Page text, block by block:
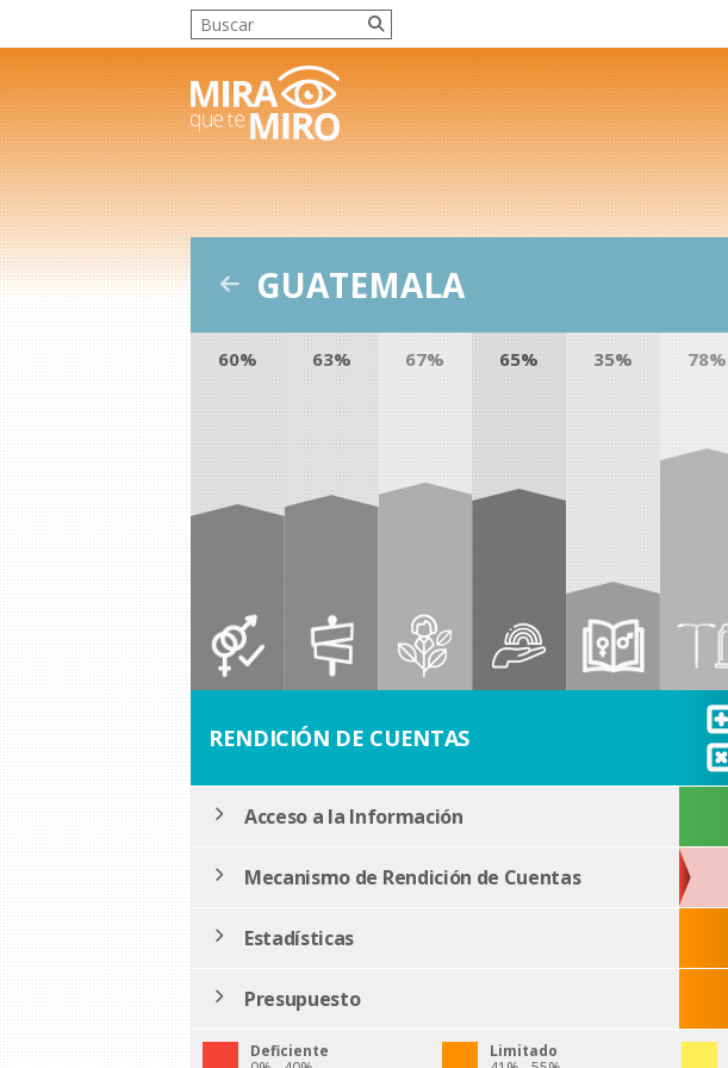
GUATEMALA
60% 63% 67% 65% 35% 78%
RENDICIÓN DE CUENTAS
Acceso a la Información
Mecanismo de Rendición de Cuentas
Estadísticas
Presupuesto
Deficiente
Limitado